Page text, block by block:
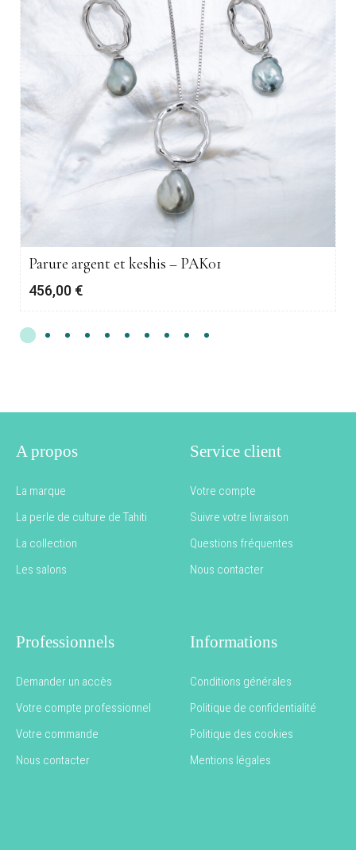
Parure argent et keshis – PAK01
456,00 €
A propos
La marque
La perle de culture de Tahiti
La collection
Les salons
Service client
Votre compte
Suivre votre livraison
Questions fréquentes
Nous contacter
Professionnels
Demander un accès
Votre compte professionnel
Votre commande
Nous contacter
Informations
Conditions générales
Politique de confidentialité
Politique des cookies
Mentions légales